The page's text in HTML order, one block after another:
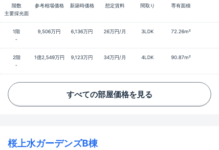
階数 参考相場価格 新築時価格 想定賃料 間取り
専有面積
主要採光面
1階 9,506万円 6,136万円 26万円/月 3LDK
72.26m²
-
2階 1億2,549万円 9,123万円 34万円/月 4LDK
90.87m²
-
すべての部屋価格を見る
桜上水ガーデンズB棟